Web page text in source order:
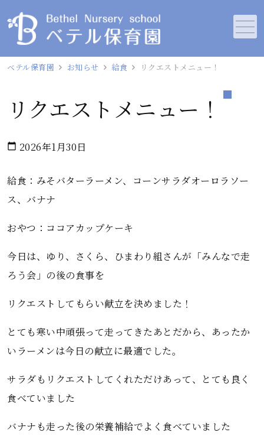
ベテル保育園 お知らせ 給食 リクエストメニュー！
リクエストメニュー！
calendar_today 2026年1月30日
給食：みそバターラーメン、コーンサラダオーロラソー
ス、バナナ
おやつ：ココアカップケーキ
今日は、ゆり、さくら、ひまわり組さんが「みんなで走
ろう会」の後の食事を
リクエストしてもらい献立を決めました！
とても寒い中頑張って走ってきたあとだから、あったか
いラーメンは今日の献立に最適でした。
サラダもリクエストしてくれただけあって、とても良く
食べていました
バナナも走った後の栄養補給でよく食べていました